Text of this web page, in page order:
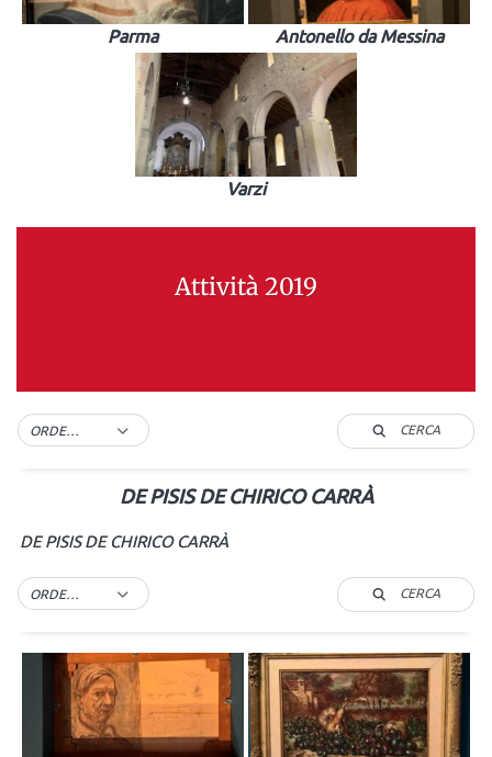
Parma Antonello da Messina
Varzi
Attività 2019
ORDER BY DEFAULT CERCA
DE PISIS DE CHIRICO CARRÀ
DE PISIS DE CHIRICO CARRÀ
ORDER BY DEFAULT CERCA